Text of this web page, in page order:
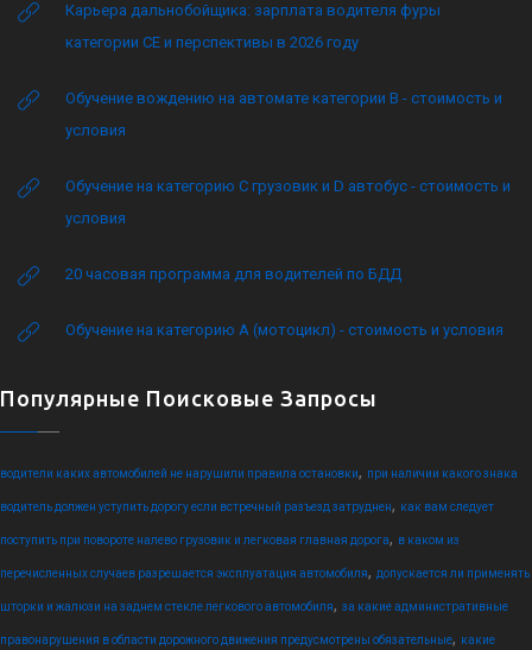
Карьера дальнобойщика: зарплата водителя фуры
категории CE и перспективы в 2026 году
Обучение вождению на автомате категории B - стоимость и
условия
Обучение на категорию C грузовик и D автобус - стоимость и
условия
20 часовая программа для водителей по БДД
Обучение на категорию А (мотоцикл) - стоимость и условия
Популярные Поисковые Запросы
водители каких автомобилей не нарушили правила остановки, при наличии какого знака
водитель должен уступить дорогу если встречный разъезд затруднен, как вам следует
поступить при повороте налево грузовик и легковая главная дорога, в каком из
перечисленных случаев разрешается эксплуатация автомобиля, допускается ли применять
шторки и жалюзи на заднем стекле легкового автомобиля, за какие административные
правонарушения в области дорожного движения предусмотрены обязательные, какие